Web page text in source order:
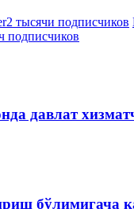
2 тысячи подписчиков
подписчиков
давлат
бўлимигача